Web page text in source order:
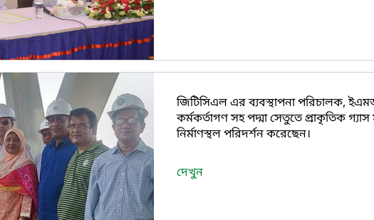
জিটিসিএল এর ব্যবস্থাপনা পরিচালক,
কর্মকর্তাগণ সহ পদ্মা সেতুতে প্রাকৃতিক
নির্মাণস্থল পরিদর্শন করেছেন।
দেখুন